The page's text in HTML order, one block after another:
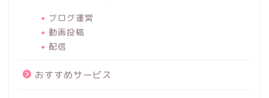
ブログ運営
動画投稿
配信
おすすめサービス